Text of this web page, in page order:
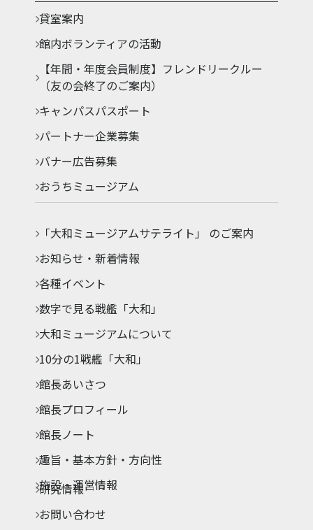
貸室案内
館内ボランティアの活動
【年間・年度会員制度】フレンドリークルー
（友の会終了のご案内）
キャンパスパスポート
パートナー企業募集
バナー広告募集
おうちミュージアム
「大和ミュージアムサテライト」 のご案内
お知らせ・新着情報
各種イベント
数字で見る戦艦「大和」
大和ミュージアムについて
10分の1戦艦「大和」
館長あいさつ
館長プロフィール
館長ノート
趣旨・基本方針・方向性
施設・運営情報
研究情報
お問い合わせ